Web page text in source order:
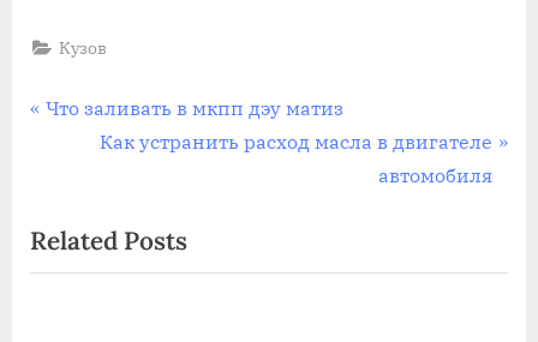
Кузов
Навигация
P
i
o
Что заливать в мкпп дэу матиз
N
t
P
Как устранить расход масла в двигателе
автомобиля
Related Posts